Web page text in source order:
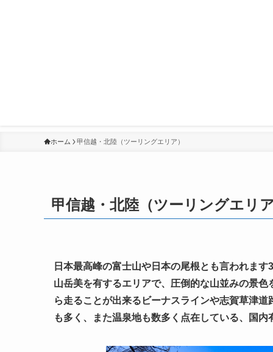
ホーム 甲信越・北陸（ツーリングエリア）
甲信越・北陸（ツーリングエリ
日本最高峰の富士山や日本の尾根とも言われま
山岳美を有するエリアで、圧倒的な山並みの景
ら走ることが出来るビーナスラインや志賀草津
も多く、また温泉地も数多く点在している、国